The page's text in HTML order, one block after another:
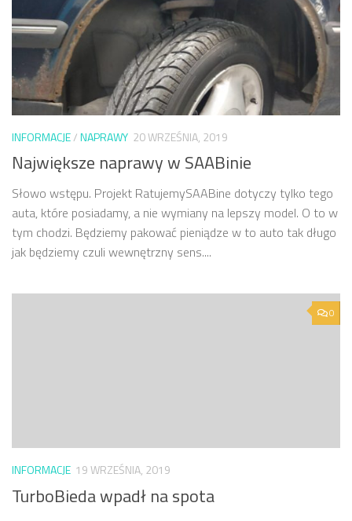
INFORMACJE/NAPRAWY 20 WRZEŚNIA, 2019
Największe naprawy w SAABinie
Słowo wstępu. Projekt RatujemySAABine dotyczy tylko tego
auta, które posiadamy, a nie wymiany na lepszy model. O to w
tym chodzi. Będziemy pakować pieniądze w to auto tak długo
jak będziemy czuli wewnętrzny sens....
0
INFORMACJE 19 WRZEŚNIA, 2019
TurboBieda wpadł na spota